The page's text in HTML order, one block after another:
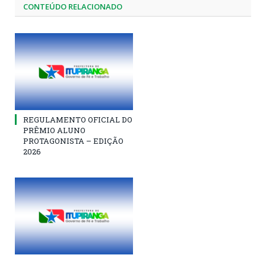
CONTEÚDO RELACIONADO
REGULAMENTO OFICIAL DO
PRÊMIO ALUNO
PROTAGONISTA – EDIÇÃO
2026